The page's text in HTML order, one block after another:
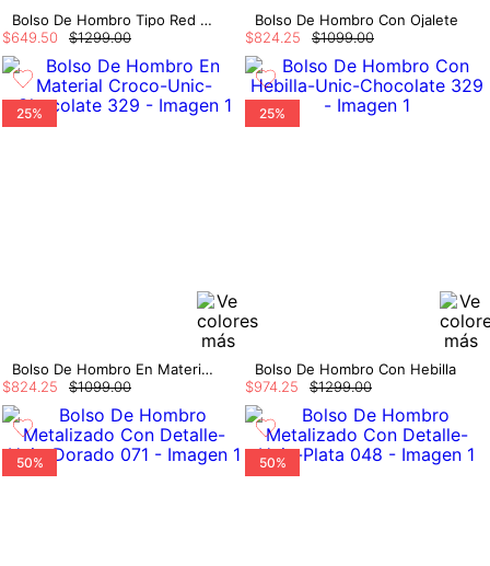
Bolso De Hombro Tipo Red En Cantillo De
$1299.00
$649 50
Bolso De Hombro Con Ojalete
$1099.00
$824 25
25%
Bolso De Hombro En Material Croco
$1099.00
$824 25
25%
Bolso De Hombro Con Hebilla
$1299.00
$974 25
50% 50%